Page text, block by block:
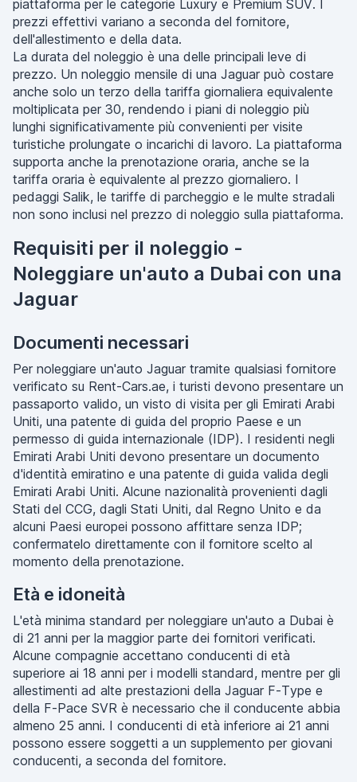
piattaforma per le categorie Luxury e Premium SUV. I
prezzi effettivi variano a seconda del fornitore,
dell'allestimento e della data.
La durata del noleggio è una delle principali leve di
prezzo. Un noleggio mensile di una Jaguar può costare
anche solo un terzo della tariffa giornaliera equivalente
moltiplicata per 30, rendendo i piani di noleggio più
lunghi significativamente più convenienti per visite
turistiche prolungate o incarichi di lavoro. La piattaforma
supporta anche la prenotazione oraria, anche se la
tariffa oraria è equivalente al prezzo giornaliero. I
pedaggi Salik, le tariffe di parcheggio e le multe stradali
non sono inclusi nel prezzo di noleggio sulla piattaforma.
Requisiti per il noleggio -
Noleggiare un'auto a Dubai con una
Jaguar
Documenti necessari
Per noleggiare un'auto Jaguar tramite qualsiasi fornitore
verificato su Rent-Cars.ae, i turisti devono presentare un
passaporto valido, un visto di visita per gli Emirati Arabi
Uniti, una patente di guida del proprio Paese e un
permesso di guida internazionale (IDP). I residenti negli
Emirati Arabi Uniti devono presentare un documento
d'identità emiratino e una patente di guida valida degli
Emirati Arabi Uniti. Alcune nazionalità provenienti dagli
Stati del CCG, dagli Stati Uniti, dal Regno Unito e da
alcuni Paesi europei possono affittare senza IDP;
confermatelo direttamente con il fornitore scelto al
momento della prenotazione.
Età e idoneità
L'età minima standard per noleggiare un'auto a Dubai è
di 21 anni per la maggior parte dei fornitori verificati.
Alcune compagnie accettano conducenti di età
superiore ai 18 anni per i modelli standard, mentre per gli
allestimenti ad alte prestazioni della Jaguar F-Type e
della F-Pace SVR è necessario che il conducente abbia
almeno 25 anni. I conducenti di età inferiore ai 21 anni
possono essere soggetti a un supplemento per giovani
conducenti, a seconda del fornitore.